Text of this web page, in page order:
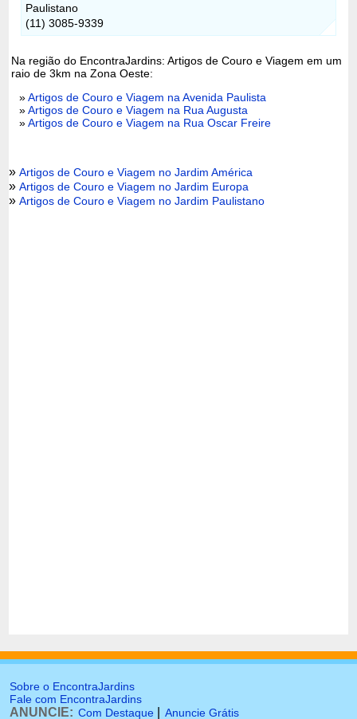
Paulistano
(11) 3085-9339
Na região do EncontraJardins: Artigos de Couro e Viagem em um
raio de 3km na Zona Oeste:
»Artigos de Couro e Viagem na Avenida Paulista
»Artigos de Couro e Viagem na Rua Augusta
»Artigos de Couro e Viagem na Rua Oscar Freire
»Artigos de Couro e Viagem no Jardim América
»Artigos de Couro e Viagem no Jardim Europa
»Artigos de Couro e Viagem no Jardim Paulistano
Sobre o EncontraJardins
Fale com EncontraJardins
ANUNCIE: Com Destaque Anuncie Grátis